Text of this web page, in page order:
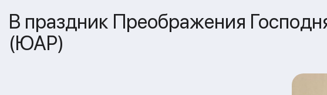
В праздник Преображения
(ЮАР)